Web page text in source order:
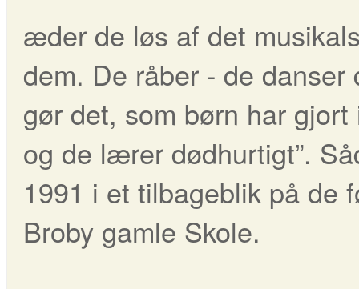
æder de løs af det
dem. De råber - de
gør det, som børn har
og de lærer dødhurtigt”.
1991 i et tilbageblik på de
Broby gamle Skole.